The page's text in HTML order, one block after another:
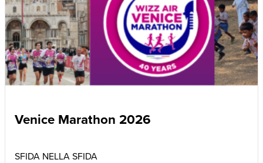
Venice Marathon 2026
SFIDA NELLA SFIDA